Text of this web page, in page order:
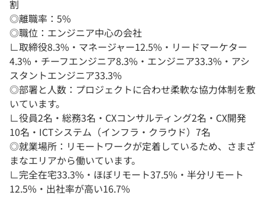
割
◎離職率：5%
◎職位：エンジニア中心の会社
∟取締役8.3%・マネージャー12.5%・リードマーケター
4.3%・チーフエンジニア8.3%・エンジニア33.3%・アシ
スタントエンジニア33.3%
◎部署と人数：プロジェクトに合わせ柔軟な協力体制を敷
いています。
∟役員2名・総務3名・CXコンサルティング2名・CX開発
10名・ICTシステム（インフラ・クラウド）7名
◎就業場所：リモートワークが定着しているため、さまざ
まなエリアから働いています。
∟完全在宅33.3%・ほぼリモート37.5%・半分リモート
12.5%・出社率が高い16.7%